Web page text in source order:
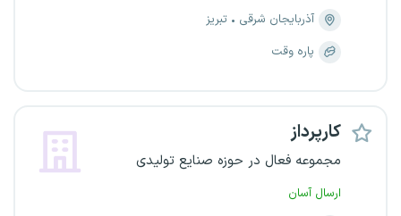
آذربایجان شرقی
تبریز
پاره وقت
کارپرداز
مجموعه فعال در حوزه صنایع تولیدی
ارسال آسان